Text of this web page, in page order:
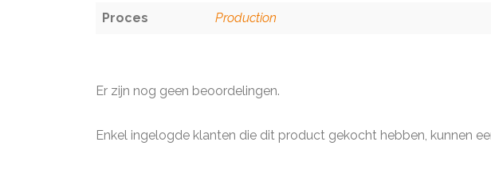
Proces Production
Er zijn nog geen beoordelingen.
Enkel ingelogde klanten die dit product gekocht hebben, kunnen